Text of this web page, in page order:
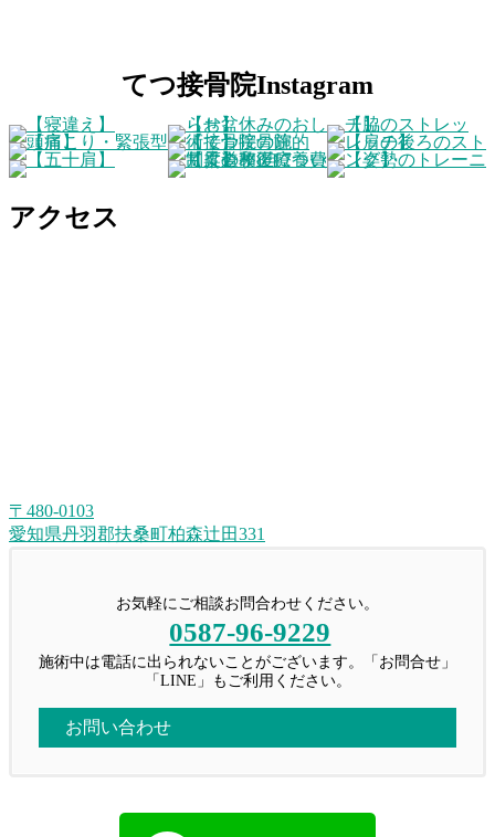
てつ接骨院Instagram
アクセス
〒480-0103
愛知県丹羽郡扶桑町柏森辻田331
お気軽にご相談お問合わせください。
0587-96-9229
施術中は電話に出られないことがございます。「お問合せ」
「LINE」もご利用ください。
お問い合わせ